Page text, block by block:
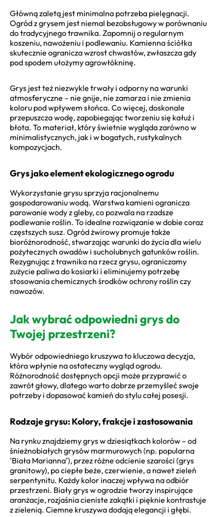
Główną zaletą jest minimalna potrzeba pielęgnacji.
Ogród z grysem jest niemal bezobsługowy w porównaniu
do tradycyjnego trawnika. Zapomnij o regularnym
koszeniu, nawożeniu i podlewaniu. Kamienna ściółka
skutecznie ogranicza wzrost chwastów, zwłaszcza gdy
pod spodem ułożymy agrowłókninę.
Grys jest też niezwykle trwały i odporny na warunki
atmosferyczne – nie gnije, nie zamarza i nie zmienia
koloru pod wpływem słońca. Co więcej, doskonale
przepuszcza wodę, zapobiegając tworzeniu się kałuż i
błota. To materiał, który świetnie wygląda zarówno w
minimalistycznych, jak i w bogatych, rustykalnych
kompozycjach.
Grys jako element ekologicznego ogrodu
Wykorzystanie grysu sprzyja racjonalnemu
gospodarowaniu wodą. Warstwa kamieni ogranicza
parowanie wody z gleby, co pozwala na rzadsze
podlewanie roślin. To idealne rozwiązanie w dobie coraz
częstszych susz. Ogród żwirowy promuje także
bioróżnorodność, stwarzając warunki do życia dla wielu
pożytecznych owadów i sucholubnych gatunków roślin.
Rezygnując z trawnika na rzecz grysu, ograniczamy
zużycie paliwa do kosiarki i eliminujemy potrzebę
stosowania chemicznych środków ochrony roślin czy
nawozów.
Jak wybrać odpowiedni grys do
Twojej przestrzeni?
Wybór odpowiedniego kruszywa to kluczowa decyzja,
która wpłynie na ostateczny wygląd ogrodu.
Różnorodność dostępnych opcji może przyprawić o
zawrót głowy, dlatego warto dobrze przemyśleć swoje
potrzeby i dopasować kamień do stylu całej posesji.
Rodzaje grysu: Kolory, frakcje i zastosowania
Na rynku znajdziemy grys w dziesiątkach kolorów – od
śnieżnobiałych grysów marmurowych (np. popularna
'Biała Marianna’), przez różne odcienie szarości (grys
granitowy), po ciepłe beże, czerwienie, a nawet zieleń
serpentynitu. Każdy kolor inaczej wpływa na odbiór
przestrzeni. Biały grys w ogrodzie tworzy inspirujące
aranżacje, rozjaśnia cieniste zakątki i pięknie kontrastuje
z zielenią. Ciemne kruszywa dodają elegancji i głębi.